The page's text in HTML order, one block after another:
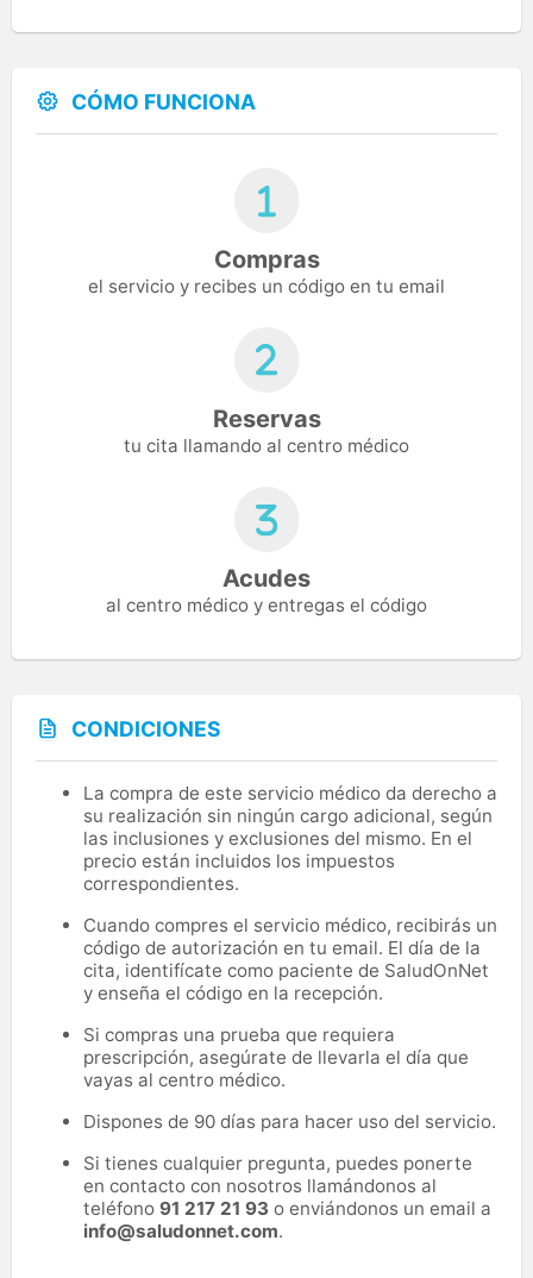
CÓMO FUNCIONA
Compras
el servicio y recibes un código en tu email
Reservas
tu cita llamando al centro médico
Acudes
al centro médico y entregas el código
CONDICIONES
La compra de este servicio médico da derecho a
su realización sin ningún cargo adicional, según
las inclusiones y exclusiones del mismo. En el
precio están incluidos los impuestos
correspondientes.
Cuando compres el servicio médico, recibirás un
código de autorización en tu email. El día de la
cita, identifícate como paciente de SaludOnNet
y enseña el código en la recepción.
Si compras una prueba que requiera
prescripción, asegúrate de llevarla el día que
vayas al centro médico.
Dispones de 90 días para hacer uso del servicio.
Si tienes cualquier pregunta, puedes ponerte
en contacto con nosotros llamándonos al
teléfono 91 217 21 93 o enviándonos un email a
info@saludonnet.com.